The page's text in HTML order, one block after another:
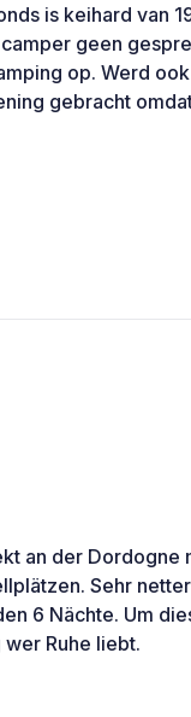
is keihard van
geen
op. Werd
gebracht
an der Dordogne
Sehr
6 Nächte. Um
Ruhe liebt.